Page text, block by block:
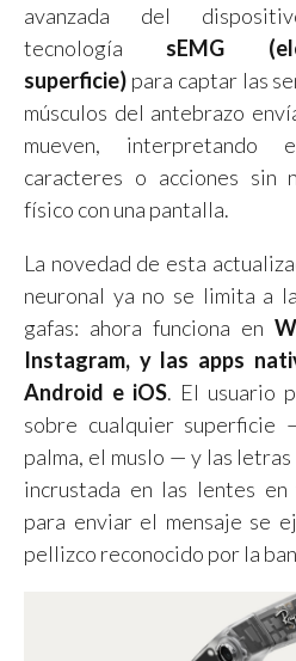
avanzada del
tecnología sEMG
superficie) para captar las
músculos del antebrazo
mueven, interpretando
caracteres o acciones sin
físico con una pantalla.
La novedad de esta
neuronal ya no se limita a
gafas: ahora funciona en
Instagram, y las apps
Android e iOS. El usuario
sobre cualquier superficie
palma, el muslo — y las
incrustada en las lentes
para enviar el mensaje se
pellizco reconocido por la